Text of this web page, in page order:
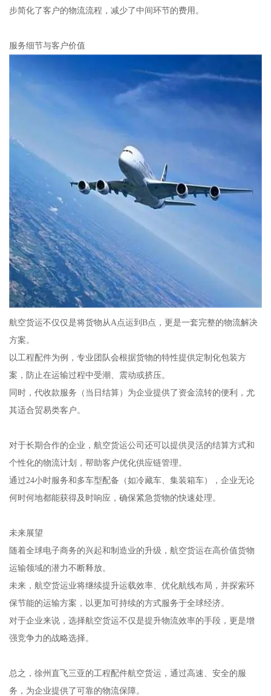
步简化了客户的物流流程，减少了中间环节的费用。
服务细节与客户价值
航空货运不仅仅是将货物从A点运到B点，更是一套完整的物流解决
方案。
以工程配件为例，专业团队会根据货物的特性提供定制化包装方
案，防止在运输过程中受潮、震动或挤压。
同时，代收款服务（当日结算）为企业提供了资金流转的便利，尤
其适合贸易类客户。
对于长期合作的企业，航空货运公司还可以提供灵活的结算方式和
个性化的物流计划，帮助客户优化供应链管理。
通过24小时服务和多车型配备（如冷藏车、集装箱车），企业无论
何时何地都能获得及时响应，确保紧急货物的快速处理。
未来展望
随着全球电子商务的兴起和制造业的升级，航空货运在高价值货物
运输领域的潜力不断释放。
未来，航空货运业将继续提升运载效率、优化航线布局，并探索环
保节能的运输方案，以更加可持续的方式服务于全球经济。
对于企业来说，选择航空货运不仅是提升物流效率的手段，更是增
强竞争力的战略选择。
总之，徐州直飞三亚的工程配件航空货运，通过高速、安全的服
务，为企业提供了可靠的物流保障。